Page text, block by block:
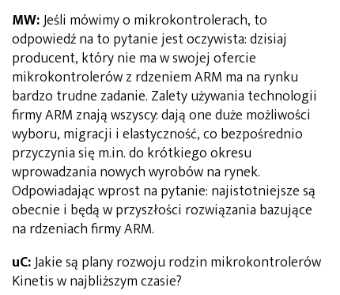
MW:Jeśli mówimy o mikrokontrolerach, to
odpowiedź na to pytanie jest oczywista: dzisiaj
producent, który nie ma w swojej ofercie
mikrokontrolerów z rdzeniem ARM ma na rynku
bardzo trudne zadanie. Zalety używania technologii
firmy ARM znają wszyscy: dają one duże możliwości
wyboru, migracji i elastyczność, co bezpośrednio
przyczynia się m.in. do krótkiego okresu
wprowadzania nowych wyrobów na rynek.
Odpowiadając wprost na pytanie: najistotniejsze są
obecnie i będą w przyszłości rozwiązania bazujące
na rdzeniach firmy ARM.
uC:Jakie są plany rozwoju rodzin mikrokontrolerów
Kinetis w najbliższym czasie?